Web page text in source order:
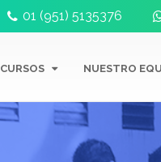
01 (951) 5135376
CURSOS NUESTRO